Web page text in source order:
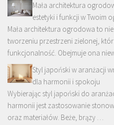
Mała architektura
estetyki i funkcji w Twoim
Mała architektura ogrodowa to
tworzeniu przestrzeni zielonej,
funkcjonalność. Obejmuje ona
Styl japoński w aranżacji
dla harmonii i spokoju
Wybierając styl japoński do
harmonii jest zastosowanie
oraz materiałów. Beże, brązy …